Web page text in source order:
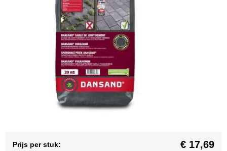
Prijs per stuk: € 17,69